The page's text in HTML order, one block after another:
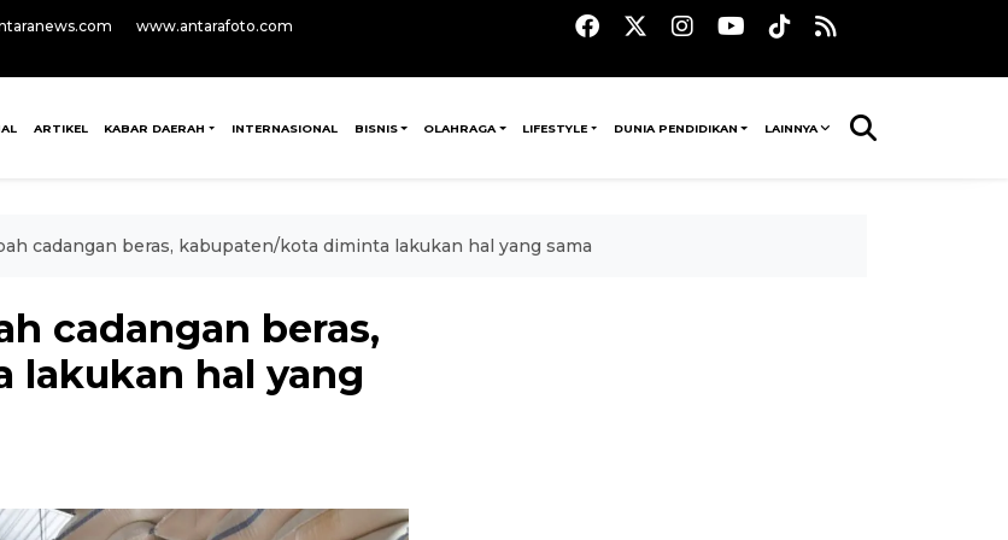
www.antarafoto.com
ARTIKEL KABAR DAERAH INTERNASIONAL BISNIS OLAHRAGA LIFESTYLE DUNIA PENDIDIKAN LAINNYA
cadangan beras, kabupaten/kota diminta lakukan hal yang sama
cadangan beras,
lakukan hal yang